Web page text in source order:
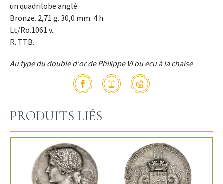
un quadrilobe anglé.
Bronze. 2,71 g. 30,0 mm. 4 h.
Lt/Ro.1061 v..
R. TTB.
Au type du double d'or de Philippe VI ou écu à la chaise
PRODUITS LIÉS